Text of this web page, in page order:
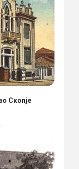
Скопје